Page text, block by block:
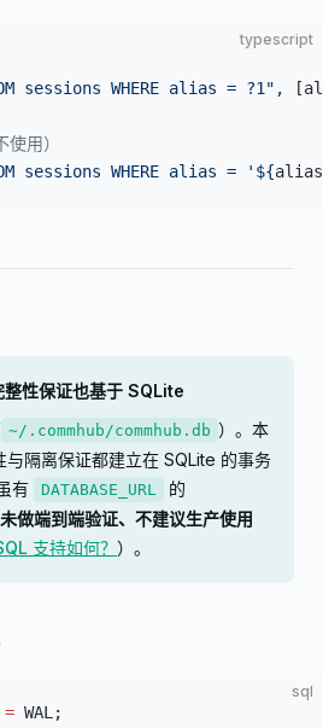
typescript
sessions WHERE alias = ?1" ,
用）
sessions WHERE alias = '${alias
性保证也基于 SQLite
~/.commhub/commhub.db ）。本
隔离保证都建立在 SQLite 的事务
有
DATABASE_URL
的
未做端到端验证、不建议生产使用
支持如何？ ）。
sql
= WAL;